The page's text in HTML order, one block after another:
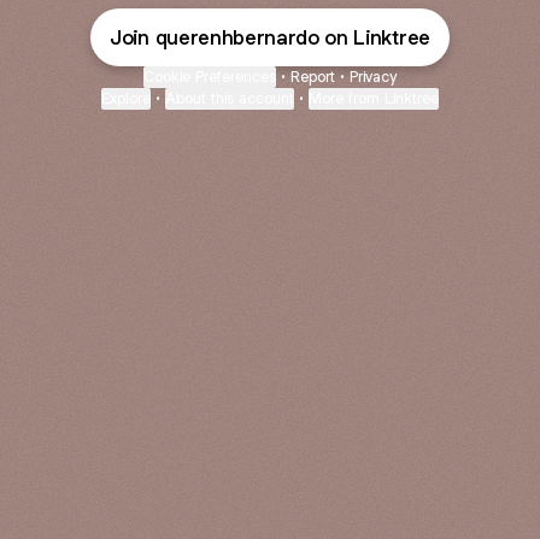
Join querenhbernardo on Linktree
• Report • Privacy
• •